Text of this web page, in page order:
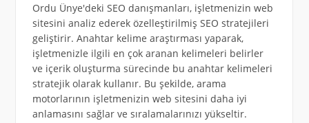
Ordu Ünye'deki SEO danışmanları, işletmenizin web
sitesini analiz ederek özelleştirilmiş SEO stratejileri
geliştirir. Anahtar kelime araştırması yaparak,
işletmenizle ilgili en çok aranan kelimeleri belirler
ve içerik oluşturma sürecinde bu anahtar kelimeleri
stratejik olarak kullanır. Bu şekilde, arama
motorlarının işletmenizin web sitesini daha iyi
anlamasını sağlar ve sıralamalarınızı yükseltir.